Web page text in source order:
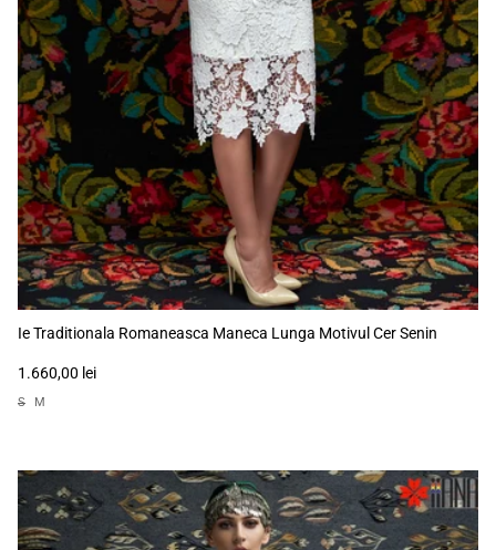
Ie Traditionala Romaneasca Maneca Lunga Motivul Cer Senin
1.660,00 lei
S M